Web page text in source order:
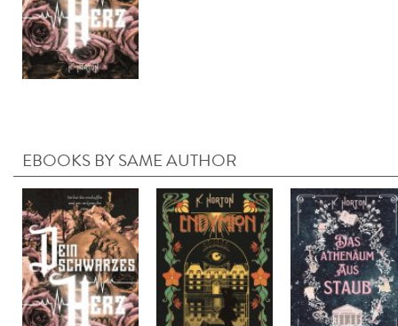
EBOOKS BY SAME AUTHOR